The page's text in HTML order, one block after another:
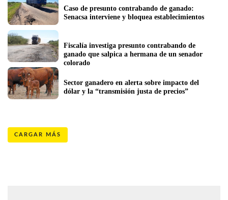
Caso de presunto contrabando de ganado:
Senacsa interviene y bloquea establecimientos
Fiscalía investiga presunto contrabando de
ganado que salpica a hermana de un senador
colorado
Sector ganadero en alerta sobre impacto del
dólar y la “transmisión justa de precios”
CARGAR MÁS